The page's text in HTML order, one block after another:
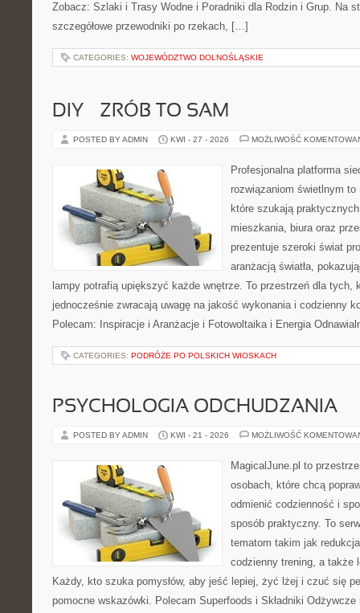
Zobacz: Szlaki i Trasy Wodne i Poradniki dla Rodzin i Grup. Na
szczegółowe przewodniki po rzekach, […]
CATEGORIES: WOJEWÓDZTWO DOLNOŚLĄSKIE
DIY – ZRÓB TO SAM
POSTED BY ADMIN KWI - 27 - 2026 MOŻLIWOŚĆ
Profesjonalna platforma
rozwiązaniom świetlnym
które szukają
mieszkania, biura oraz
prezentuje szeroki świat
aranżacją światła,
lampy potrafią upiększyć każde wnętrze. To przestrzeń dla tych,
jednocześnie zwracają uwagę na jakość wykonania i codzienny
Polecam: Inspiracje i Aranżacje i Fotowoltaika i Energia
CATEGORIES: PODRÓŻE PO POLSKICH WIOSKACH
PSYCHOLOGIA ODCHUDZANIA
POSTED BY ADMIN KWI - 21 - 2026 MOŻLIWOŚĆ
MagicalJune.pl to
osobach, które chcą
odmienić codzienność i
sposób praktyczny. To
tematom takim jak
codzienny trening, a także
Każdy, kto szuka pomysłów, aby jeść lepiej, żyć lżej i czuć się
pomocne wskazówki. Polecam Superfoods i Składniki